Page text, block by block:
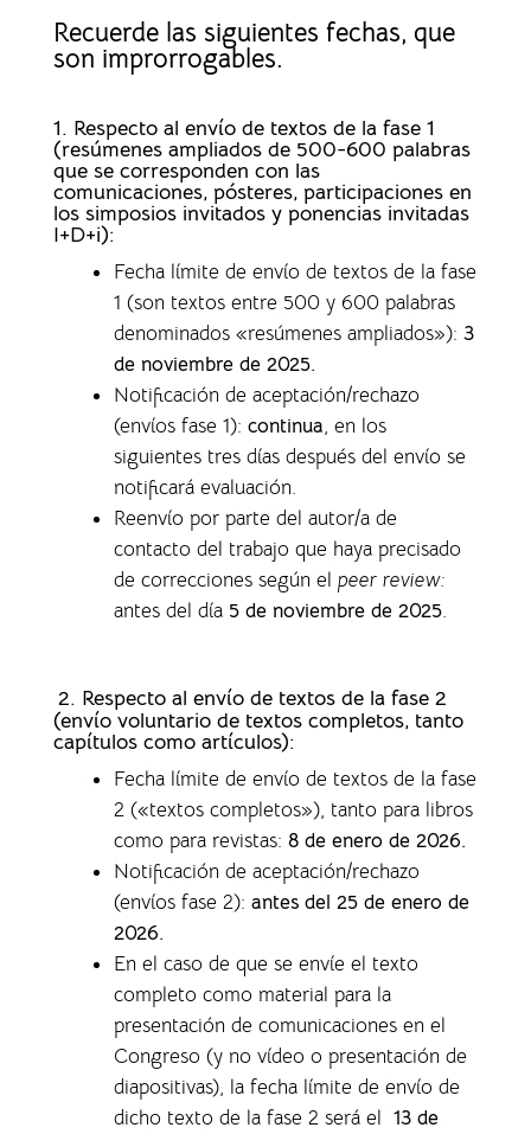
Recuerde las siguientes fechas, que
son improrrogables.
1. Respecto al envío de textos de la fase 1
(resúmenes ampliados de 500-600 palabras
que se corresponden con las
comunicaciones, pósteres, participaciones en
los simposios invitados y ponencias invitadas
I+D+i):
Fecha límite de envío de textos de la fase
1 (son textos entre 500 y 600 palabras
denominados «resúmenes ampliados»): 3
de noviembre de 2025.
Notificación de aceptación/rechazo
(envíos fase 1): continua, en los
siguientes tres días después del envío se
notificará evaluación.
Reenvío por parte del autor/a de
contacto del trabajo que haya precisado
de correcciones según el peer review:
antes del día 5 de noviembre de 2025.
2. Respecto al envío de textos de la fase 2
(envío voluntario de textos completos, tanto
capítulos como artículos):
Fecha límite de envío de textos de la fase
2 («textos completos»), tanto para libros
como para revistas: 8 de enero de 2026.
Notificación de aceptación/rechazo
(envíos fase 2): antes del 25 de enero de
2026.
En el caso de que se envíe el texto
completo como material para la
presentación de comunicaciones en el
Congreso (y no vídeo o presentación de
diapositivas), la fecha límite de envío de
dicho texto de la fase 2 será el 13 de